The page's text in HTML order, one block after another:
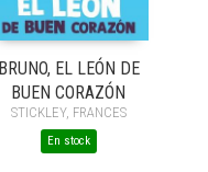
BRUNO, EL LEÓN DE
BUEN CORAZÓN
STICKLEY, FRANCES
En stock